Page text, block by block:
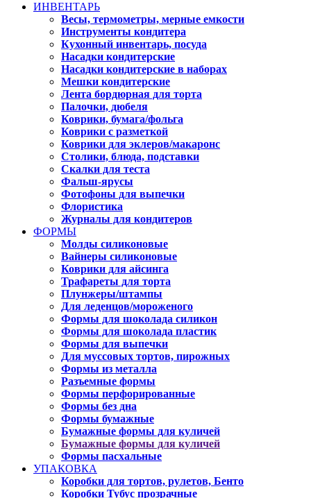
ИНВЕНТАРЬ
Весы, термометры, мерные емкости
Инструменты кондитера
Кухонный инвентарь, посуда
Насадки кондитерские
Насадки кондитерские в наборах
Мешки кондитерские
Лента бордюрная для торта
Палочки, дюбеля
Коврики, бумага/фольга
Коврики с разметкой
Коврики для эклеров/макаронс
Столики, блюда, подставки
Скалки для теста
Фальш-ярусы
Фотофоны для выпечки
Флористика
Журналы для кондитеров
ФОРМЫ
Молды силиконовые
Вайнеры силиконовые
Коврики для айсинга
Трафареты для торта
Плунжеры/штампы
Для леденцов/мороженого
Формы для шоколада силикон
Формы для шоколада пластик
Формы для выпечки
Для муссовых тортов, пирожных
Формы из металла
Разъемные формы
Формы перфорированные
Формы без дна
Формы бумажные
Бумажные формы для куличей
Бумажные формы для куличей
Формы пасхальные
УПАКОВКА
Коробки для тортов, рулетов, Бенто
Коробки Тубус прозрачные